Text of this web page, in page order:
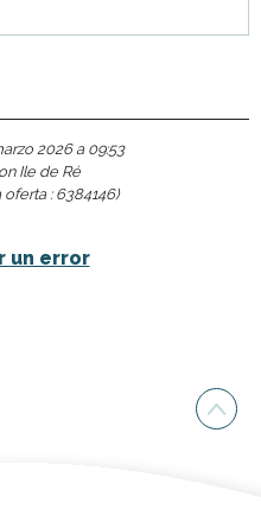
2026 a 09:53
Ile de Ré
oferta :6384146)
un error